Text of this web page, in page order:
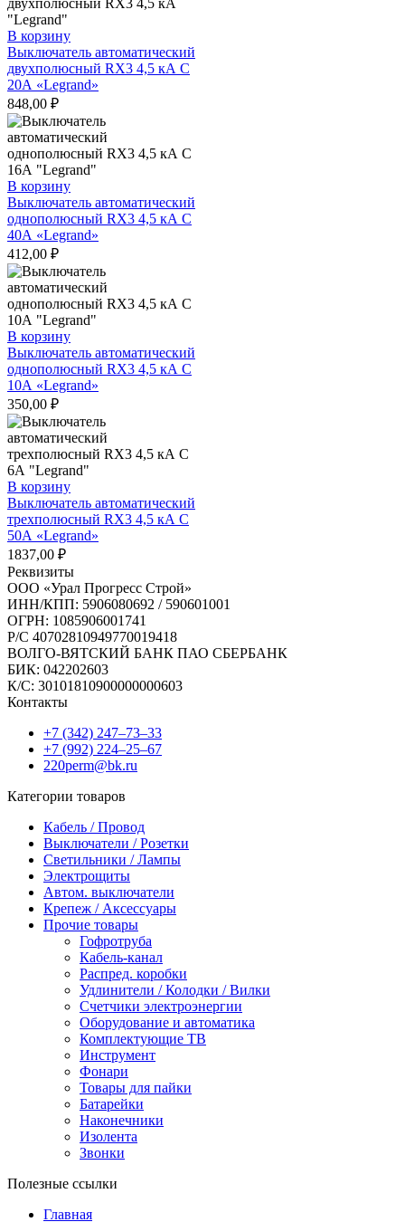
В корзину
Выключатель автоматический
двухполюсный RX3 4,5 кА С
20А «Legrand»
848,00 ₽
В корзину
Выключатель автоматический
однополюсный RX3 4,5 кА С
40А «Legrand»
412,00 ₽
В корзину
Выключатель автоматический
однополюсный RX3 4,5 кА С
10А «Legrand»
350,00 ₽
В корзину
Выключатель автоматический
трехполюсный RX3 4,5 кА С
50А «Legrand»
1837,00 ₽
Реквизиты
ООО «Урал Прогресс Строй»
ИНН/КПП: 5906080692 / 590601001
ОГРН: 1085906001741
Р/C 40702810949770019418
ВОЛГО-ВЯТСКИЙ БАНК ПАО СБЕРБАНК
БИК: 042202603
К/С: 30101810900000000603
Контакты
+7 (342) 247‒73‒33
+7 (992) 224‒25‒67
220perm@bk.ru
Категории товаров
Кабель / Провод
Выключатели / Розетки
Светильники / Лампы
Электрощиты
Автом. выключатели
Крепеж / Аксессуары
Прочие товары
Гофротруба
Кабель-канал
Распред. коробки
Удлинители / Колодки / Вилки
Счетчики электроэнергии
Оборудование и автоматика
Комплектующие ТВ
Инструмент
Фонари
Товары для пайки
Батарейки
Наконечники
Изолента
Звонки
Полезные ссылки
Главная